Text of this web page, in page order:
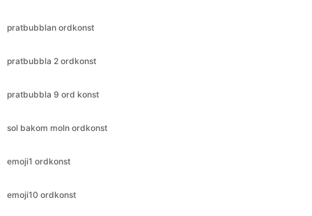
pratbubblan ordkonst
pratbubbla 2 ordkonst
pratbubbla 9 ord konst
sol bakom moln ordkonst
emoji1 ordkonst
emoji10 ordkonst